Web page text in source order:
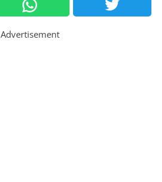
Advertisement